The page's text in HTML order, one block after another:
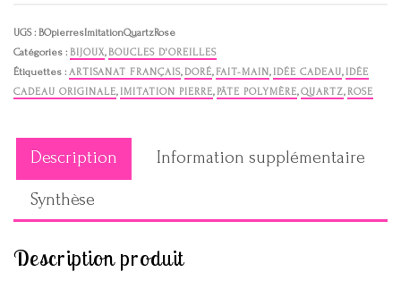
imitation
quartz
rose
UGS : BOpierresImitationQuartzRose
Catégories : BIJOUX, BOUCLES D'OREILLES
Étiquettes : ARTISANAT FRANÇAIS, DORÉ, FAIT-MAIN, IDÉE CADEAU, IDÉE
CADEAU ORIGINALE, IMITATION PIERRE, PÂTE POLYMÈRE,QUARTZ, ROSE
Description Information supplémentaire
Synthèse
Description produit